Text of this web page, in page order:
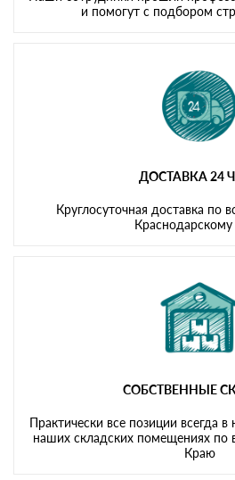
и помогут с подбором
ДОСТАВКА 24
Круглосуточная доставка по
СОБСТВЕННЫЕ
Практически все позиции всегда
наших складских помещениях по
Краю